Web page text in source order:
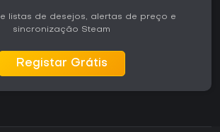
listas de desejos, alertas de preço e
sincronização Steam
Registar Grátis